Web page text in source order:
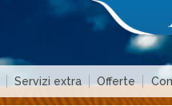
Servizi extra Offerte